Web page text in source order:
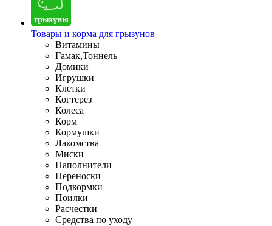
Товары и корма для грызунов
Витамины
Гамак,Тоннель
Домики
Игрушки
Клетки
Когтерез
Колеса
Корм
Кормушки
Лакомства
Миски
Наполнители
Переноски
Подкормки
Поилки
Расчестки
Средства по уходу